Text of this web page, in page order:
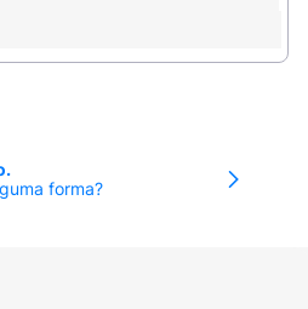
embalagem!
forma?